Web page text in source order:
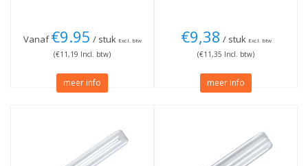
Vanaf€9.95 / stuk Excl. btw
(€11,19 Incl. btw)
meer info
€9,38 / stuk Excl. btw
(€11,35 Incl. btw)
meer info